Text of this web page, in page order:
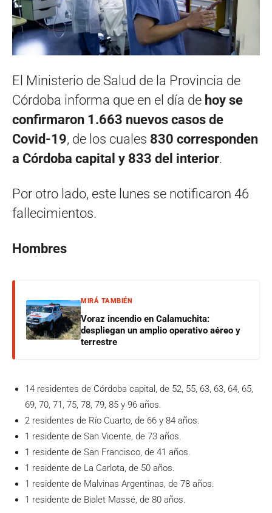
El Ministerio de Salud de la Provincia de
Córdoba informa que en el día de hoy se
confirmaron 1.663 nuevos casos de
Covid-19, de los cuales 830 corresponden
a Córdoba capital y 833 del interior.
Por otro lado, este lunes se notificaron 46
fallecimientos.
Hombres
MIRÁ TAMBIÉN
Voraz incendio en Calamuchita:
despliegan un amplio operativo aéreo y
terrestre
14 residentes de Córdoba capital, de 52, 55, 63, 63, 64, 65,
69, 70, 71, 75, 78, 79, 85 y 96 años.
2 residentes de Río Cuarto, de 66 y 84 años.
1 residente de San Vicente, de 73 años.
1 residente de San Francisco, de 41 años.
1 residente de La Carlota, de 50 años.
1 residente de Malvinas Argentinas, de 78 años.
1 residente de Bialet Massé, de 80 años.